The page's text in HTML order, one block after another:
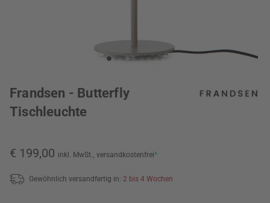
Frandsen - Butterfly
Tischleuchte
€ 199,00 inkl. MwSt., versandkostenfrei*
Gewöhnlich versandfertig in: 2 bis 4 Wochen